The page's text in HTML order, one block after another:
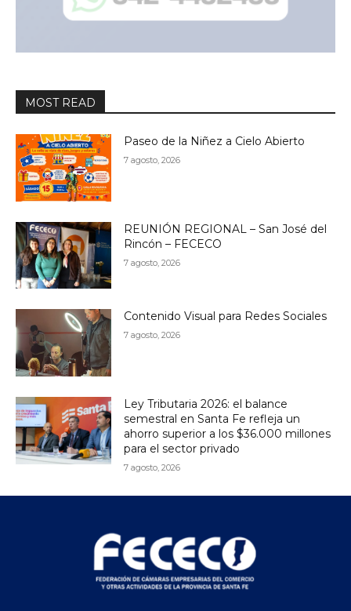
MOST READ
Paseo de la Niñez a Cielo Abierto
7 agosto, 2026
REUNIÓN REGIONAL – San José del
Rincón – FECECO
7 agosto, 2026
Contenido Visual para Redes Sociales
7 agosto, 2026
Ley Tributaria 2026: el balance
semestral en Santa Fe refleja un
ahorro superior a los $36.000 millones
para el sector privado
7 agosto, 2026